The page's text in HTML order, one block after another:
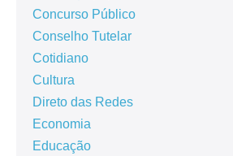
Concurso Público
Conselho Tutelar
Cotidiano
Cultura
Direto das Redes
Economia
Educação